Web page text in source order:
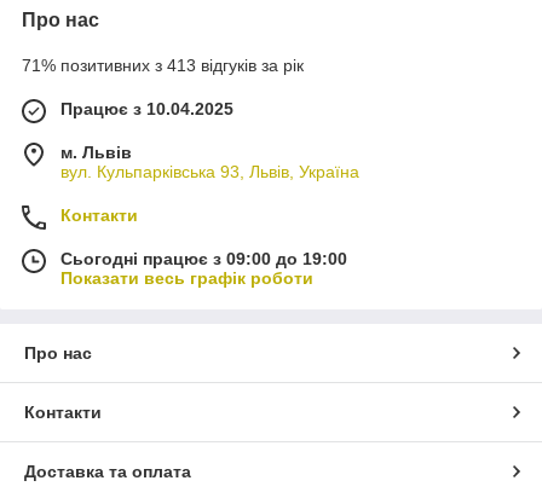
Про нас
71% позитивних з 413 відгуків за рік
Працює з 10.04.2025
м. Львів
вул. Кульпарківська 93, Львів, Україна
Контакти
Сьогодні працює з 09:00 до 19:00
Показати весь графік роботи
Про нас
Контакти
Доставка та оплата